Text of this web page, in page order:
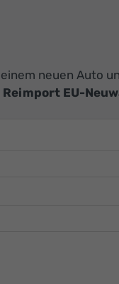
neuen Auto
Reimport EU-